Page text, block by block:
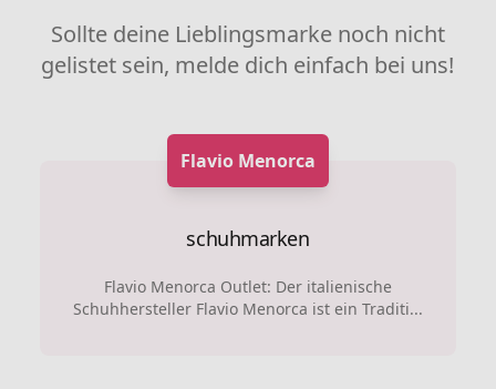
Sollte deine Lieblingsmarke noch nicht
gelistet sein, melde dich einfach bei uns!
Flavio Menorca
schuhmarken
Flavio Menorca Outlet: Der italienische
Schuhhersteller Flavio Menorca ist ein Traditi...